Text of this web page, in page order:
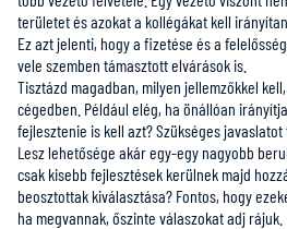
területet és azokat a kollégákat kell
Ez azt jelenti, hogy a fizetése és a
vele szemben támasztott elvárások is.
Tisztázd magadban, milyen jellemzőkkel
cégedben. Például elég, ha önállóan
fejlesztenie is kell azt? Szükséges
Lesz lehetősége akár egy-egy nagyobb
csak kisebb fejlesztések kerülnek majd
beosztottak kiválasztása? Fontos, hogy
ha megvannak, őszinte válaszokat adj rájuk.